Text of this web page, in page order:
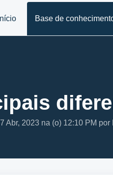
Início Base de
Abr, 2023 na (o) 12:10 PM